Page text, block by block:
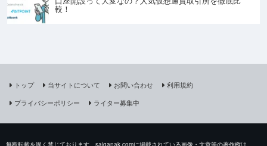
較！
トップ 当サイトについて お問い合わせ
利用規約
プライバシーポリシー
ライター募集中
無断転載を固く禁じております。saiganak.comに掲載されている画像・文章等の著作権は